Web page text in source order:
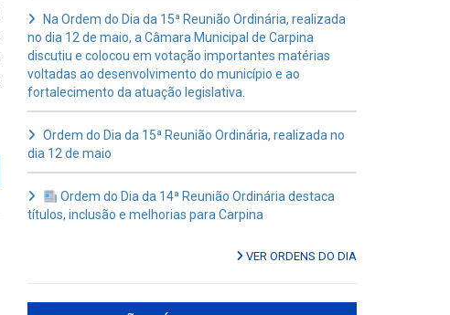
Na Ordem do Dia da 15ª Reunião Ordinária, realizada
no dia 12 de maio, a Câmara Municipal de Carpina
discutiu e colocou em votação importantes matérias
voltadas ao desenvolvimento do município e ao
fortalecimento da atuação legislativa.
Ordem do Dia da 15ª Reunião Ordinária, realizada no
dia 12 de maio
Ordem do Dia da 14ª Reunião Ordinária destaca
títulos, inclusão e melhorias para Carpina
VER ORDENS DO DIA